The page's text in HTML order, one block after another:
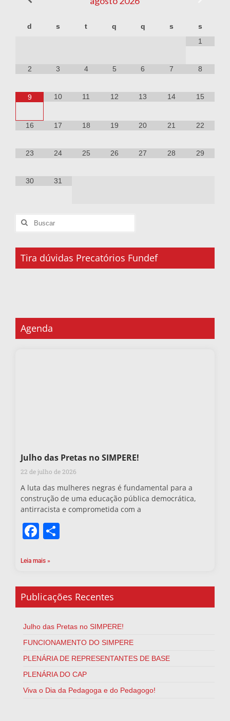
d s t q q s
s
1
2 3 4 5 6 7 8
9 10 11 12 13 14 15
16 17 18 19 20 21 22
23 24 25 26 27 28 29
30 31
Tira dúvidas Precatórios Fundef
Agenda
Julho das Pretas no SIMPERE!
22 de julho de 2026
A luta das mulheres negras é fundamental para a
construção de uma educação pública democrática,
antirracista e comprometida com a
Facebook
Leia mais »
Publicações Recentes
Julho das Pretas no SIMPERE!
FUNCIONAMENTO DO SIMPERE
PLENÁRIA DE REPRESENTANTES DE BASE
PLENÁRIA DO CAP
Viva o Dia da Pedagoga e do Pedagogo!